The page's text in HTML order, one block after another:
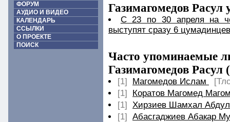
ФОРУМ
АУДИО И ВИДЕО
КАЛЕНДАРЬ
ССЫЛКИ
О ПРОЕКТЕ
ПОИСК
Газимагомедов Расул
С 23 по 30 апреля на
выступят сразу 6 цумадинцев
Часто упоминаемые
Газимагомедов Расул
[1] Магомедов Ислам
[1]
Коратов Магомед
[1] Хирзиев Шамхал
[1] Абасгаджиев Абакар